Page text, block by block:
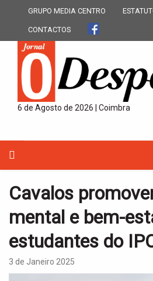
GRUPO MEDIA CENTRO
CONTACTOS
6 de Agosto de 2026 | Coimbra
Cavalos
mental e bem-
estudantes do
3 de Janeiro 2025